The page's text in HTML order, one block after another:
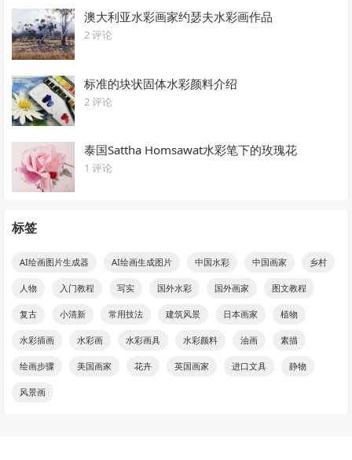
澳大利亚水彩画家约瑟夫水彩画作品
2 评论
标准的块状固体水彩颜料介绍
2 评论
泰国Sattha Homsawat水彩笔下的玫瑰花
1 评论
标签
AI绘画图片生成器 AI绘画生成图片 中国水彩 中国画家 乡村
人物 入门教程 写实 国外水彩 国外画家 图文教程
复古 小清新 常用技法 建筑风景 日本画家 植物
水彩插画 水彩画 水彩画具 水彩颜料 油画 素描
绘画步骤 美国画家 花卉 英国画家 进口文具 静物
风景画